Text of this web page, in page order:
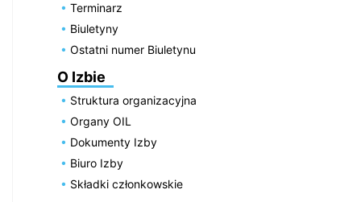
Terminarz
Biuletyny
Ostatni numer Biuletynu
O Izbie
Struktura organizacyjna
Organy OIL
Dokumenty Izby
Biuro Izby
Składki członkowskie